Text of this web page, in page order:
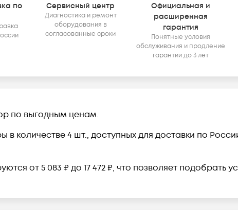
по
Сервисный центр
Диагностика и ремонт
оборудования в
согласованные сроки
Официальная и
расширенная
гарантия
Понятные условия
обслуживания и продление
гарантии до 3 лет
по выгодным ценам.
в количестве 4 шт., доступных для доставки по
от 5 083 ₽ до 17 472 ₽, что позволяет подобрать